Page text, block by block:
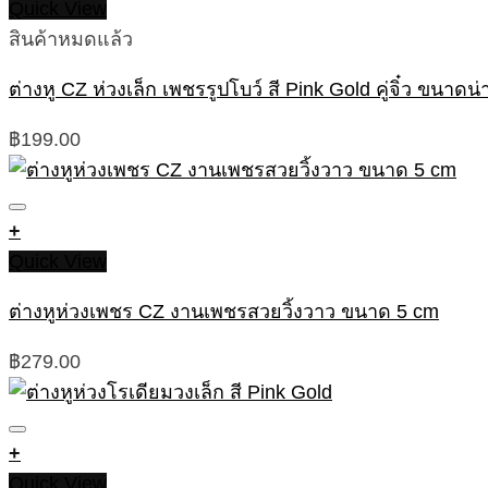
สินค้าหมดแล้ว
ต่างหู CZ ห่วงเล็ก เพชรรูปโบว์ สี Pink Gold คู่จิ๋ว ขนาดน่
฿199.00
+
ต่างหูห่วงเพชร CZ งานเพชรสวยวิ้งวาว ขนาด 5 cm
฿279.00
+